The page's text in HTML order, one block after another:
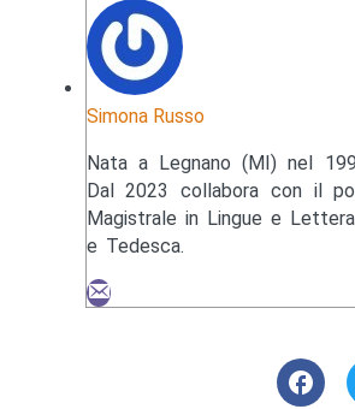
Simona Russo
Nata a Legnano (MI) nel
Dal 2023 collabora con il
Magistrale in Lingue e
e Tedesca.